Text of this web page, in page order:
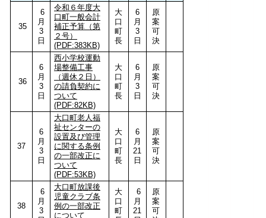
35
6
月
3
日
令和６年度大
口町一般会計
補正予算（第
２号）
(PDF:383KB)
大
口
町
長
6
月
3
日
原
案
可
決
36
6
月
3
日
西小学校運動
場整備工事
（週休２日）
の請負契約に
ついて
(PDF:82KB)
大
口
町
長
6
月
3
日
原
案
可
決
37
6
月
3
日
大口町老人福
祉センターの
設置及び管理
に関する条例
の一部改正に
ついて
(PDF:53KB)
大
口
町
長
6
月
21
日
原
案
可
決
38
6
月
3
大口町放課後
児童クラブ条
例の一部改正
について
大
口
町
6
月
21
原
案
可